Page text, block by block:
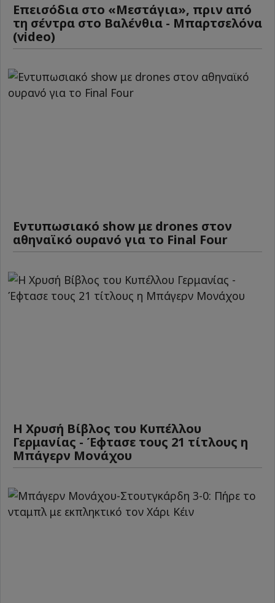
Επεισόδια στο «Μεστάγια», πριν από
τη σέντρα στο Βαλένθια - Μπαρτσελόνα
(video)
Εντυπωσιακό show με drones στον
αθηναϊκό ουρανό για το Final Four
Η Χρυσή Βίβλος του Κυπέλλου
Γερμανίας - Έφτασε τους 21 τίτλους η
Μπάγερν Μονάχου